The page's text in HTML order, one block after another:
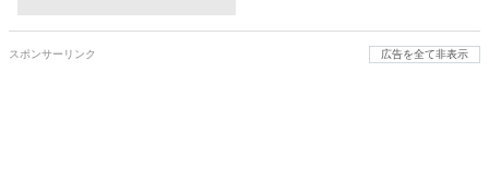
スポンサーリンク 広告を全て非表示